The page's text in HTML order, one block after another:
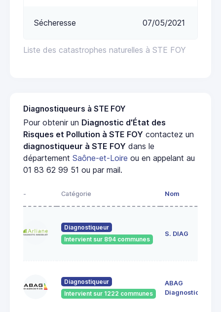
Liste des catastrophes naturelles à STE FOY
Sécheresse 07/05/2021
Diagnostiqueurs à STE FOY
Pour obtenir un Diagnostic d'État des
Risques et Pollution à STE FOY contactez un
diagnostiqueur à STE FOY dans le
département Saône-et-Loire ou en appelant au
01 83 62 99 51 ou par mail.
- Catégorie Nom
Diagnostiqueur
Intervient sur 894 communes
S. DIAG
Diagnostiqueur
Intervient sur 1222 communes
ABAG
Diagnostics